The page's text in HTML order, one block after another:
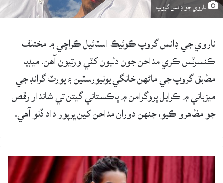
ناروي جو ڊانس گروپ
ناروي جي ڊانس گروپ ڪوئيڪ اسٽائيل ڪراچي ۾ مختلف
ڪنسرٽس ڪري مداحن جون دليون کٽي ورتيون آهن. ميڊيا
مطابق گروپ جي ماڻهن خانگي يونيورسٽين ۽ پورٽ گرانڊ جي
ميزباني ۾ ڪرايل پروگرامن ۾ پاڪستاني گيتن تي شاندار رقص
جو مظاهرو ڪيو، جنهن دوران مداحن کين ڀرپور داد ڏنو آهي.